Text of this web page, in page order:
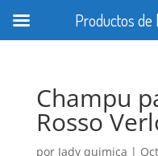
Champu
Rosso
por Jady quimica |
Productos